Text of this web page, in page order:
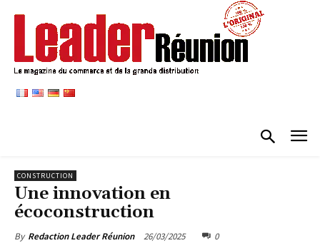
CONSTRUCTION
Une innovation en
écoconstruction
By Redaction Leader Réunion 26/03/2025 0